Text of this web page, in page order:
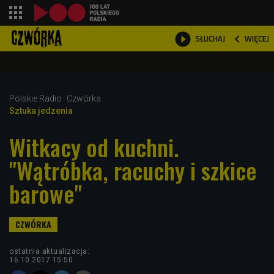
 SŁUCHAJ  WIĘCEJ

Polskie Radio
Czwórka
Sztuka jedzenia
Witkacy od kuchni.
"Wątróbka, racuchy i szkice
barowe"
ostatnia aktualizacja:
16.10.2017 15:50